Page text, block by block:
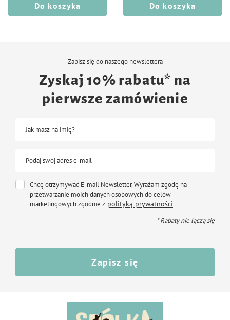
Do koszyka Do koszyka
Zapisz się do naszego newslettera
Zyskaj 10% rabatu* na
pierwsze zamówienie
Jak masz na imię?
Podaj swój adres e-mail
Chcę otrzymywać E-mail Newsletter. Wyrażam zgodę na
przetwarzanie moich danych osobowych do celów
marketingowych zgodnie z polityką prywatności
* Rabaty nie łączą się
Zapisz się